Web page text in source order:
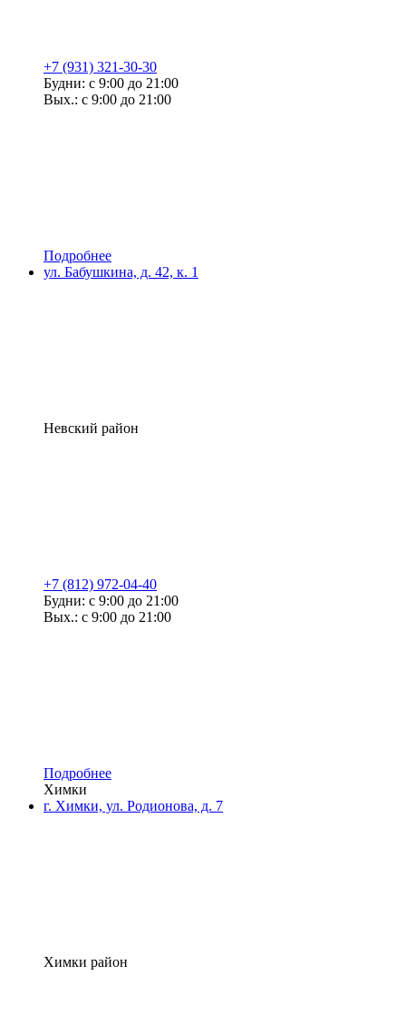
+7 (931) 321-30-30
Будни: с 9:00 до 21:00
Вых.: с 9:00 до 21:00
Подробнее
ул. Бабушкина, д. 42, к. 1
Невский район
+7 (812) 972-04-40
Будни: с 9:00 до 21:00
Вых.: с 9:00 до 21:00
Подробнее
Химки
г. Химки, ул. Родионова, д. 7
Химки район